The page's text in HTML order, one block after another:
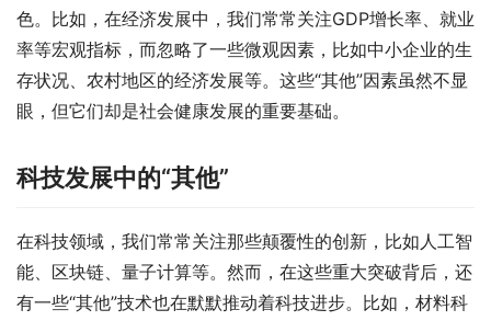
色。比如，在经济发展中，我们常常关注GDP增长率、就业
率等宏观指标，而忽略了一些微观因素，比如中小企业的生
存状况、农村地区的经济发展等。这些“其他”因素虽然不显
眼，但它们却是社会健康发展的重要基础。
科技发展中的“其他”
在科技领域，我们常常关注那些颠覆性的创新，比如人工智
能、区块链、量子计算等。然而，在这些重大突破背后，还
有一些“其他”技术也在默默推动着科技进步。比如，材料科